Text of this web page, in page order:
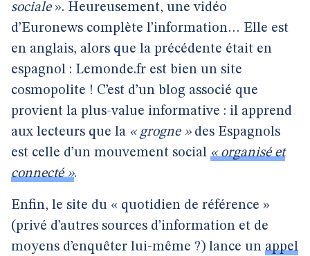
sociale». Heureusement, une vidéo
d’Euronews complète l’information… Elle est
en anglais, alors que la précédente était en
espagnol : Lemonde.fr est bien un site
cosmopolite ! C’est d’un blog associé que
provient la plus-value informative : il apprend
aux lecteurs que la « grogne »des Espagnols
est celle d’un mouvement social « organisé et
connecté ».
Enfin, le site du « quotidien de référence »
(privé d’autres sources d’information et de
moyens d’enquêter lui-même ?) lance un appel